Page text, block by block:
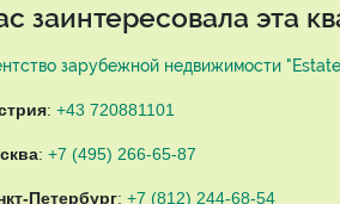
заинтересовала эта
зарубежной недвижимости
: +43 720881101
: +7 (495) 266-65-87
Петербург: +7 (812) 244-68-54